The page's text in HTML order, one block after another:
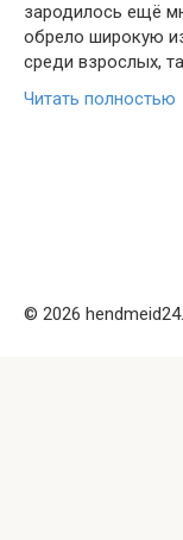
зародилось ещё
обрело широкую
среди взрослых,
Читать полностью
© 2026